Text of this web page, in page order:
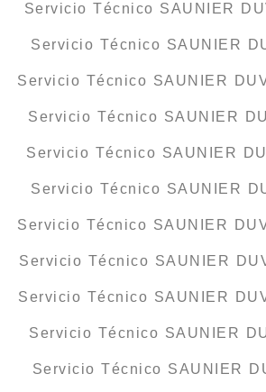
Servicio Técnico SAUNIER
Servicio Técnico SAUNIER
Servicio Técnico SAUNIER
Servicio Técnico SAUNIER
Servicio Técnico SAUNIER
Servicio Técnico SAUNIER
Servicio Técnico SAUNIER
Servicio Técnico SAUNIER
Servicio Técnico SAUNIER
Servicio Técnico SAUNIER
Servicio Técnico SAUNIER